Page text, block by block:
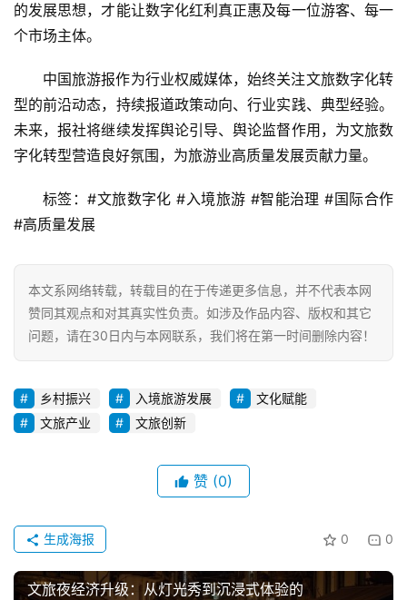
的发展思想，才能让数字化红利真正惠及每一位游客、每一
个市场主体。
中国旅游报作为行业权威媒体，始终关注文旅数字化转
型的前沿动态，持续报道政策动向、行业实践、典型经验。
未来，报社将继续发挥舆论引导、舆论监督作用，为文旅数
字化转型营造良好氛围，为旅游业高质量发展贡献力量。
标签：#文旅数字化 #入境旅游 #智能治理 #国际合作
#高质量发展
本文系网络转载，转载目的在于传递更多信息，并不代表本网
赞同其观点和对其真实性负责。如涉及作品内容、版权和其它
问题，请在30日内与本网联系，我们将在第一时间删除内容！
乡村振兴 入境旅游发展
文化赋能
文旅产业
文旅创新
赞 (0)
0 0
生成海报
文旅夜经济升级：从灯光秀到沉浸式体验的